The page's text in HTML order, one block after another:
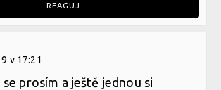
REAGUJ
v 17:21
prosím a ještě jednou si